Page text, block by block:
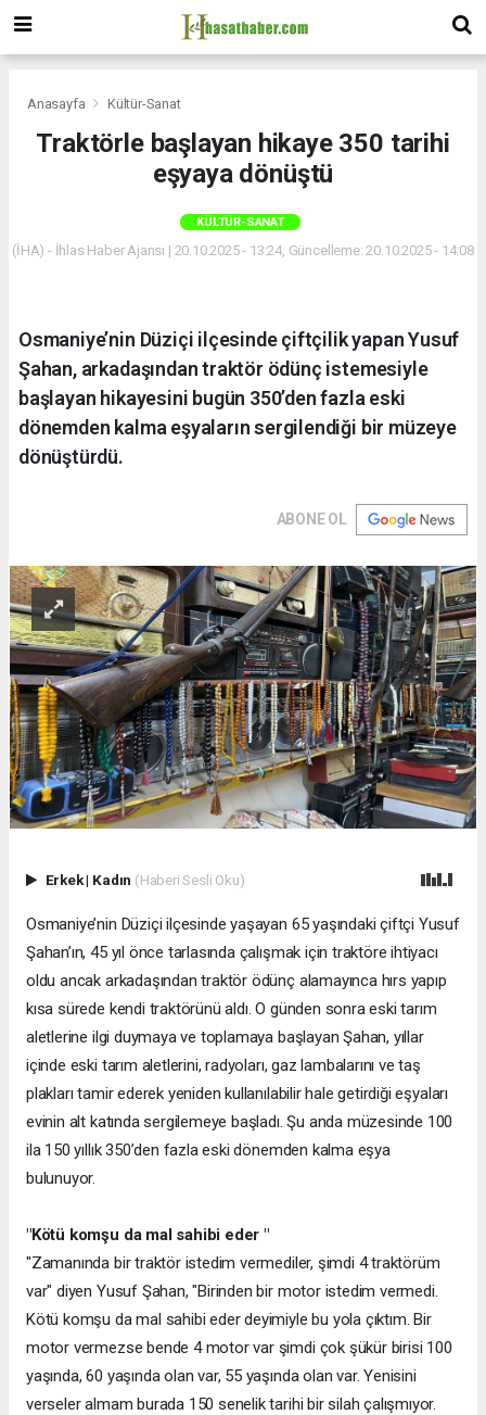
Anasayfa Kültür-Sanat
Traktörle başlayan hikaye 350 tarihi
eşyaya dönüştü
KÜLTÜR-SANAT
(İHA) - İhlas Haber Ajansı | 20.10.2025 - 13:24, Güncelleme: 20.10.2025 - 14:08
Osmaniye’nin Düziçi ilçesinde çiftçilik yapan Yusuf
Şahan, arkadaşından traktör ödünç istemesiyle
başlayan hikayesini bugün 350’den fazla eski
dönemden kalma eşyaların sergilendiği bir müzeye
dönüştürdü.
ABONE OL
Erkek| Kadın (Haberi Sesli Oku)
Osmaniye’nin Düziçi ilçesinde yaşayan 65 yaşındaki çiftçi Yusuf
Şahan’ın, 45 yıl önce tarlasında çalışmak için traktöre ihtiyacı
oldu ancak arkadaşından traktör ödünç alamayınca hırs yapıp
kısa sürede kendi traktörünü aldı. O günden sonra eski tarım
aletlerine ilgi duymaya ve toplamaya başlayan Şahan, yıllar
içinde eski tarım aletlerini, radyoları, gaz lambalarını ve taş
plakları tamir ederek yeniden kullanılabilir hale getirdiği eşyaları
evinin alt katında sergilemeye başladı. Şu anda müzesinde 100
ila 150 yıllık 350’den fazla eski dönemden kalma eşya
bulunuyor.
"Kötü komşu da mal sahibi eder "
"Zamanında bir traktör istedim vermediler, şimdi 4 traktörüm
var" diyen Yusuf Şahan, "Birinden bir motor istedim vermedi.
Kötü komşu da mal sahibi eder deyimiyle bu yola çıktım. Bir
motor vermezse bende 4 motor var şimdi çok şükür birisi 100
yaşında, 60 yaşında olan var, 55 yaşında olan var. Yenisini
verseler almam burada 150 senelik tarihi bir silah çalışmıyor.